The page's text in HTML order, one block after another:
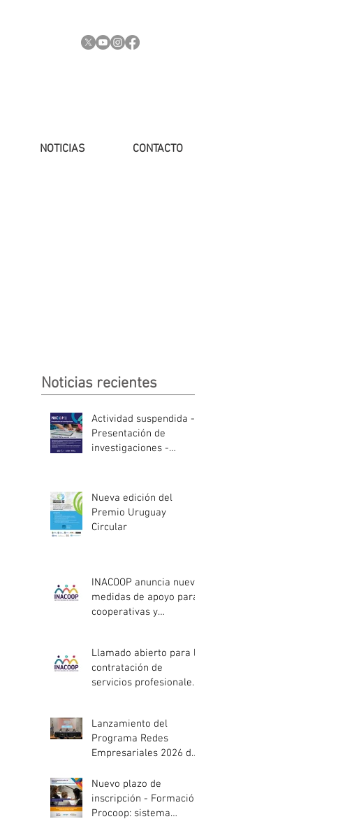
NOTICIAS CONTACTO
Noticias recientes
Actividad suspendida -
Presentación de
investigaciones -
Nueva edición del
Premio Uruguay
Circular
INACOOP anuncia nueve
medidas de apoyo para
cooperativas y
afectadas por el
temporal
Llamado abierto para la
contratación de
servicios profesionales
Lanzamiento del
Programa Redes
Empresariales 2026 de
Nuevo plazo de
inscripción - Formación
Procoop: sistema